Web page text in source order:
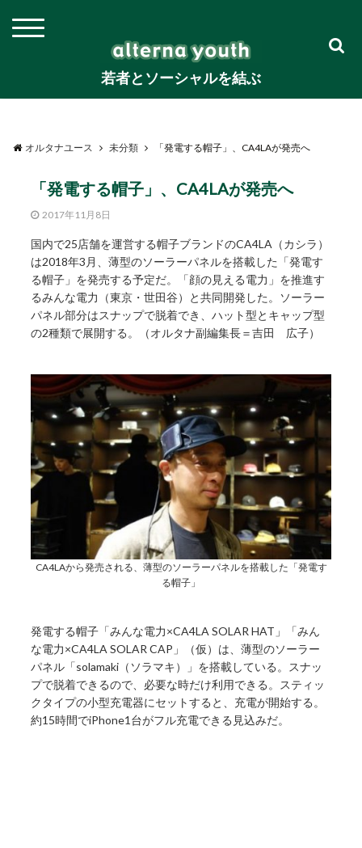
若者とソーシャルを結ぶ
オルタナユース 未分類 「発電する帽子」、CA4LAが発売へ
「発電する帽子」、CA4LAが発売へ
2017年11月8日
国内で25店舗を運営する帽子ブランドのCA4LA（カシラ）
は2018年3月、薄型のソーラーパネルを搭載した「発電す
る帽子」を発売する予定だ。「顔の見える電力」を推進す
るみんな電力（東京・世田谷）と共同開発した。ソーラー
パネル部分はスナップで脱着でき、ハット型とキャップ型
の2種類で展開する。（オルタナ副編集長＝吉田 広子）
CA4LAから発売される、薄型のソーラーパネルを搭載した「発電す
る帽子」
発電する帽子「みんな電力×CA4LA SOLAR HAT」「みん
な電力×CA4LA SOLAR CAP」（仮）は、薄型のソーラー
パネル「solamaki（ソラマキ）」を搭載している。スナッ
プで脱着できるので、必要な時だけ利用できる。スティッ
クタイプの小型充電器にセットすると、充電が開始する。
約15時間でiPhone1台がフル充電できる見込みだ。